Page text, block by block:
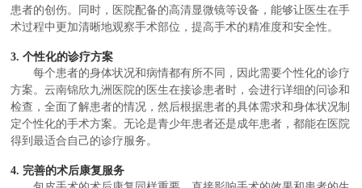
患者的创伤。同时，医院配备的高清显微镜等设备，能够让医生在手
术过程中更加清晰地观察手术部位，提高手术的精准度和安全性。
3. 个性化的诊疗方案
每个患者的身体状况和病情都有所不同，因此需要个性化的诊疗
方案。云南锦欣九洲医院的医生在接诊患者时，会进行详细的问诊和
检查，全面了解患者的情况，然后根据患者的具体需求和身体状况制
定个性化的手术方案。无论是青少年患者还是成年患者，都能在医院
得到最适合自己的诊疗服务。
4. 完善的术后康复服务